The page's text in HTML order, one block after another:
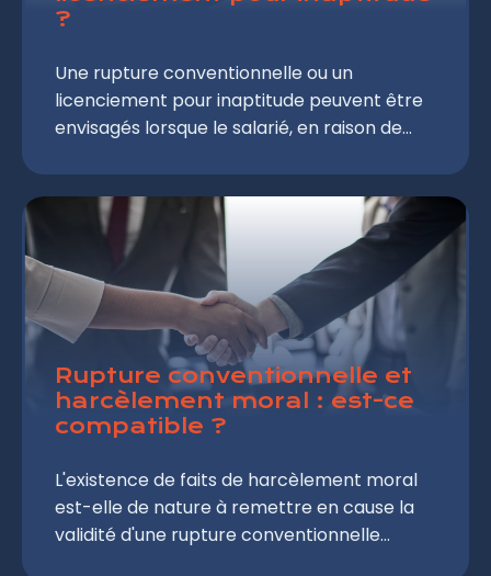
?
Une rupture conventionnelle ou un
licenciement pour inaptitude peuvent être
envisagés lorsque le salarié, en raison de
son poste dans l’entreprise. Quelles sont les
conséquences de chaque type de rupture
du contrat de travail en termes de préavis,
indemnité ou droit à chômage ?
Rupture conventionnelle et
harcèlement moral : est-ce
compatible ?
L'existence de faits de harcèlement moral
est-elle de nature à remettre en cause la
validité d'une rupture conventionnelle